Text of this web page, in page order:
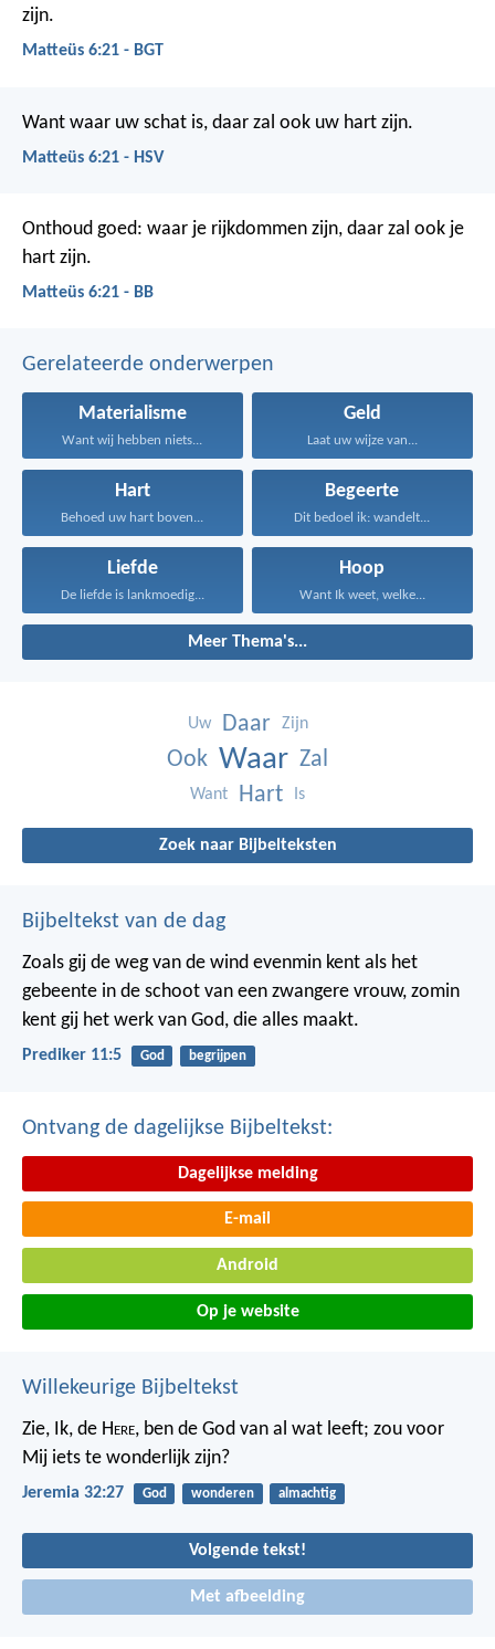
zijn.
Matteüs 6:21 - BGT
Want waar uw schat is, daar zal ook uw hart zijn.
Matteüs 6:21 - HSV
Onthoud goed: waar je rijkdommen zijn, daar zal ook je
hart zijn.
Matteüs 6:21 - BB
Gerelateerde onderwerpen
Materialisme
Want wij hebben niets...
Geld
Laat uw wijze van...
Hart
Behoed uw hart boven...
Begeerte
Dit bedoel ik: wandelt...
Liefde
De liefde is lankmoedig...
Hoop
Want Ik weet, welke...
Meer Thema's...
Uw Daar Zijn
Ook Waar Zal
Want Hart Is
Zoek naar Bijbelteksten
Bijbeltekst van de dag
Zoals gij de weg van de wind evenmin kent als het
gebeente in de schoot van een zwangere vrouw, zomin
kent gij het werk van God, die alles maakt.
Prediker 11:5 God begrijpen
Ontvang de dagelijkse Bijbeltekst:
Dagelijkse melding
E-mail
Android
Op je website
Willekeurige Bijbeltekst
Zie, Ik, de Here, ben de God van al wat leeft; zou voor
Mij iets te wonderlijk zijn?
Jeremia 32:27 God wonderen almachtig
Volgende tekst!
Met afbeelding